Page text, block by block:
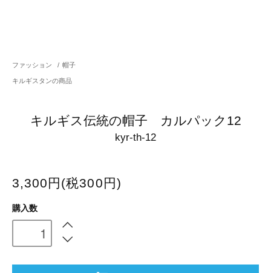
ファッション / 帽子
キルギスタンの商品
キルギス伝統の帽子 カルパック12
kyr-th-12
3,300円(税300円)
購入数